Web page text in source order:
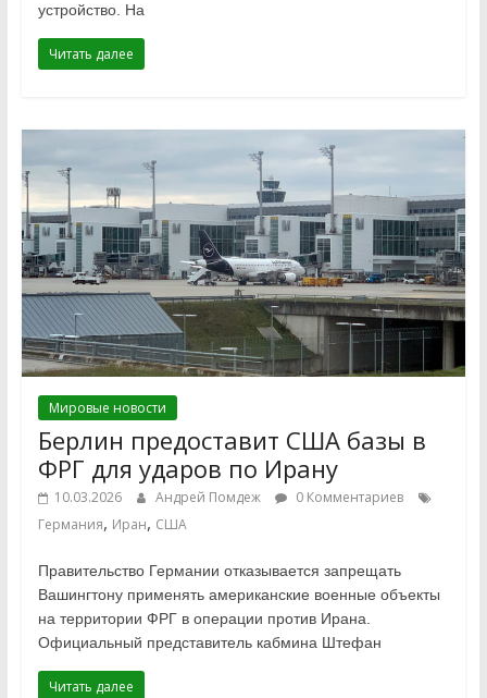
устройство. На
Читать далее
Мировые новости
Берлин предоставит США базы в
ФРГ для ударов по Ирану
10.03.2026 Андрей Помдеж
0 Комментариев
Германия, Иран, США
Правительство Германии отказывается запрещать
Вашингтону применять американские военные объекты
на территории ФРГ в операции против Ирана.
Официальный представитель кабмина Штефан
Читать далее